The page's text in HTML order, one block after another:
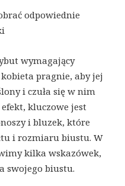
odpowiednie
wymagający
pragnie, aby jej
i czuła się w nim
kluczowe jest
i bluzek, które
i rozmiaru biustu. W
kilka wskazówek,
swojego biustu.